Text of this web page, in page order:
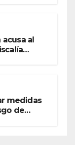
acusa al
medidas
de